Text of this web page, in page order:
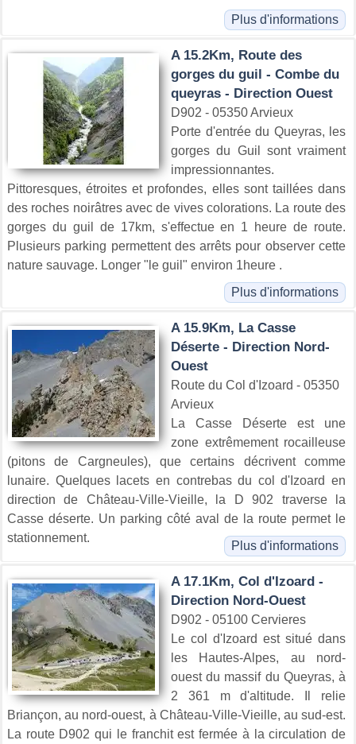
Plus d'informations
A 15.2Km, Route des
gorges du guil - Combe du
queyras - Direction Ouest
D902 - 05350 Arvieux
Porte d'entrée du Queyras, les
gorges du Guil sont vraiment
impressionnantes.
Pittoresques, étroites et profondes, elles sont taillées dans
des roches noirâtres avec de vives colorations. La route des
gorges du guil de 17km, s'effectue en 1 heure de route.
Plusieurs parking permettent des arrêts pour observer cette
nature sauvage. Longer "le guil" environ 1heure .
Plus d'informations
A 15.9Km, La Casse
Déserte - Direction Nord-
Ouest
Route du Col d'Izoard - 05350
Arvieux
La Casse Déserte est une
zone extrêmement rocailleuse
(pitons de Cargneules), que certains décrivent comme
lunaire. Quelques lacets en contrebas du col d'Izoard en
direction de Château-Ville-Vieille, la D 902 traverse la
Casse déserte. Un parking côté aval de la route permet le
stationnement.
Plus d'informations
A 17.1Km, Col d'Izoard -
Direction Nord-Ouest
D902 - 05100 Cervieres
Le col d'Izoard est situé dans
les Hautes-Alpes, au nord-
ouest du massif du Queyras, à
2 361 m d'altitude. Il relie
Briançon, au nord-ouest, à Château-Ville-Vieille, au sud-est.
La route D902 qui le franchit est fermée à la circulation de